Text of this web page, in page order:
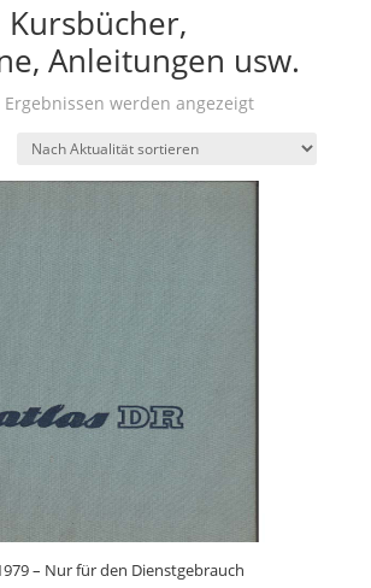
Anleitungen usw.
Ergebnissen werden angezeigtNach
sortiert
– Nur für den Dienstgebrauch